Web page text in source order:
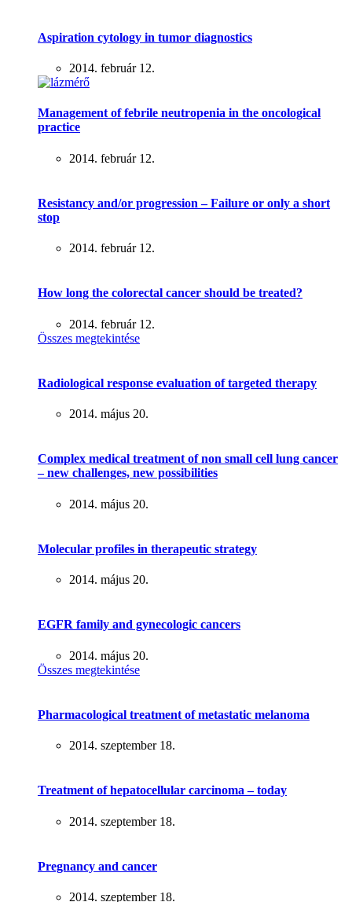
Aspiration cytology in tumor diagnostics
2014. február 12.
Management of febrile neutropenia in the oncological
practice
2014. február 12.
Resistancy and/or progression – Failure or only a short
stop
2014. február 12.
How long the colorectal cancer should be treated?
2014. február 12.
Összes megtekintése
Radiological response evaluation of targeted therapy
2014. május 20.
Complex medical treatment of non small cell lung cancer
– new challenges, new possibilities
2014. május 20.
Molecular profiles in therapeutic strategy
2014. május 20.
EGFR family and gynecologic cancers
2014. május 20.
Összes megtekintése
Pharmacological treatment of metastatic melanoma
2014. szeptember 18.
Treatment of hepatocellular carcinoma – today
2014. szeptember 18.
Pregnancy and cancer
2014. szeptember 18.